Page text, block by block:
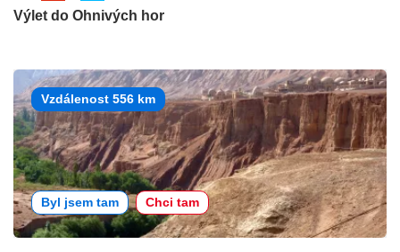
Výlet do Ohnivých hor
Vzdálenost 556 km
Byl jsem tam Chci tam